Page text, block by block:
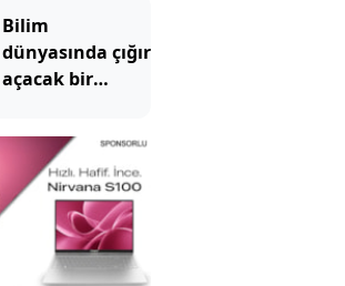
Bilim
dünyasında çığır
açacak bir
zeka virüs üretti